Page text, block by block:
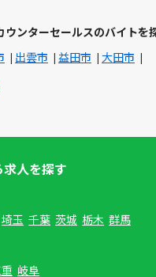
ウンターセールスのバイトを
出雲市 益田市 大田市
人を探す
埼玉 千葉 茨城 栃木 群馬
岐阜